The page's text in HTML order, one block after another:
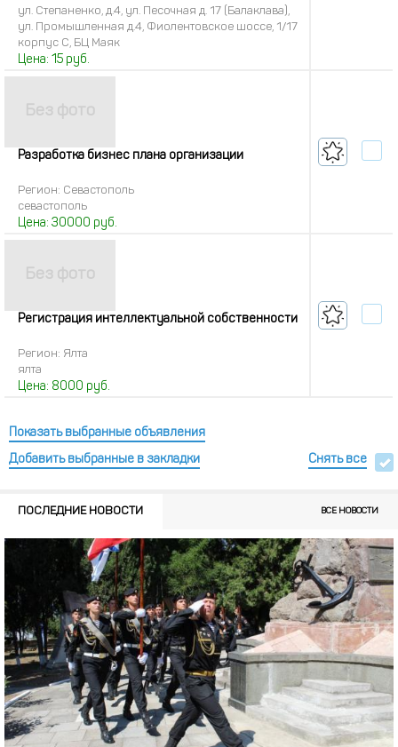
ул. Степаненко, д.4, ул. Песочная д. 17 (Балаклава),
ул. Промышленная д.4, Фиолентовское шоссе, 1/17
корпус С, БЦ Маяк
Цена: 15 руб.
Разработка бизнес плана организации
Регион: Севастополь
севастополь
Цена: 30000 руб.
Регистрация интеллектуальной собственности
Регион: Ялта
ялта
Цена: 8000 руб.
Показать выбранные объявления
Добавить выбранные в закладки
Снять все
ПОСЛЕДНИЕ НОВОСТИ ВСЕ НОВОСТИ